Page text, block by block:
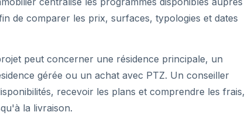
de comparer les prix, surfaces, typologies et dates
peut concerner une résidence principale, un
gérée ou un achat avec PTZ. Un conseiller
recevoir les plans et comprendre les frais,
la livraison.